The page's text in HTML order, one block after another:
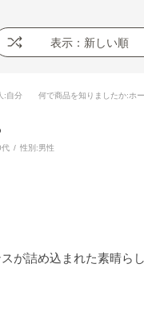
表示：新しい順
:自分 何で商品を知りましたか:ホ
性別:男性
が詰め込まれた素晴ら